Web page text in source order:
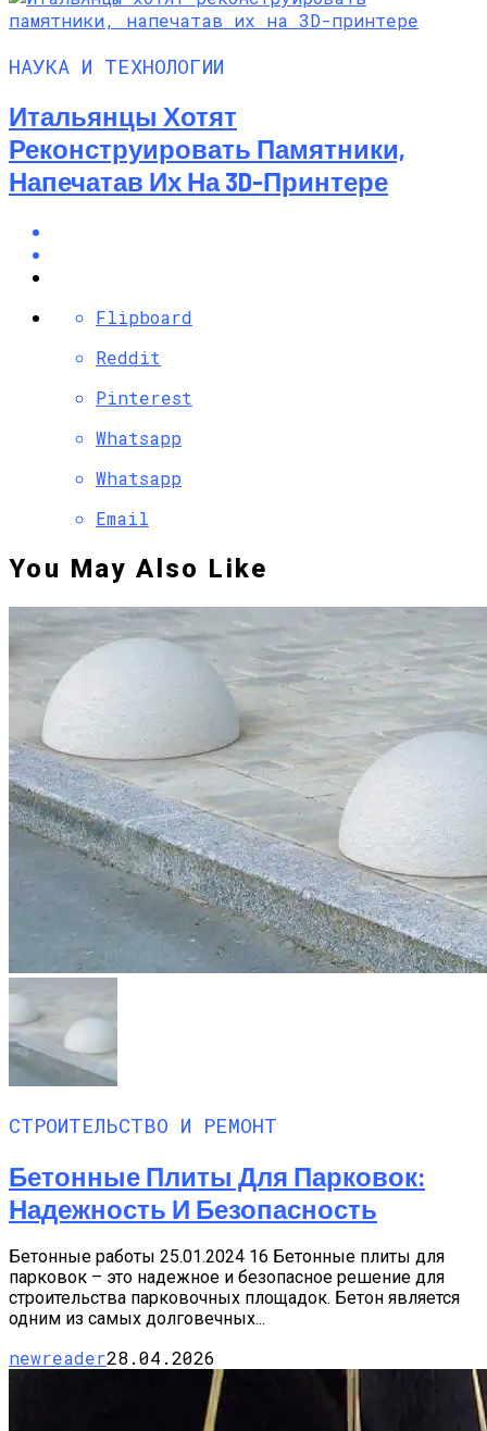
НАУКА И ТЕХНОЛОГИИ
Итальянцы Хотят
Реконструировать Памятники,
Напечатав Их На 3D-Принтере
Flipboard
Reddit
Pinterest
Whatsapp
Whatsapp
Email
You May Also Like
СТРОИТЕЛЬСТВО И РЕМОНТ
Бетонные Плиты Для Парковок:
Надежность И Безопасность
Бетонные работы 25.01.2024 16 Бетонные плиты для
парковок – это надежное и безопасное решение для
строительства парковочных площадок. Бетон является
одним из самых долговечных...
newreader28.04.2026